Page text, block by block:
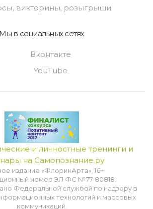
викторины, розыгрыши
Мы в социальных сетях
Вконтакте
YouTube
издание «ФлоринАрта», 16+
номер ЭЛ ФС №77-80818.
Федеральной службой по надзору в
технологий и массовых
коммуникаций.